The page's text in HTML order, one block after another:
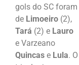
gols do SC foram
de Limoeiro (2),
Tará (2) e Lauro
e Varzeano
Quincas e Lula. O